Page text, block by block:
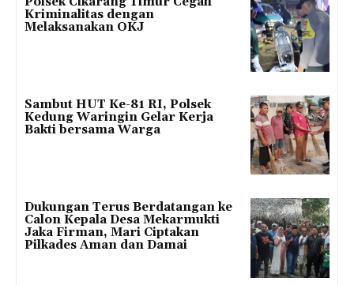
Kriminalitas dengan
Melaksanakan OKJ
Sambut HUT Ke-81 RI, Polsek
Kedung Waringin Gelar Kerja
Bakti bersama Warga
Dukungan Terus Berdatangan ke
Calon Kepala Desa Mekarmukti
Jaka Firman, Mari Ciptakan
Pilkades Aman dan Damai